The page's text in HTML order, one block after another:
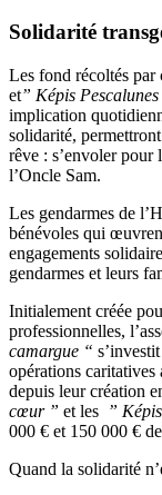
Solidarité
Les fond récoltés par
et” Képis Pescalunes
implication
solidarité,
rêve : s’envoler pour
l’Oncle Sam.
Les gendarmes de
bénévoles qui
engagements
gendarmes et leurs
Initialement créée
professionnelles,
camargue “
opérations
depuis leur création
cœur ” et les ”
000 € et 150 000 €
Quand la solidarité